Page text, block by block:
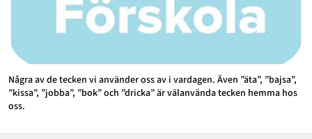
Några av de tecken vi använder oss av i vardagen. Även ”äta”, ”bajsa”,
”kissa”, ”jobba”, ”bok” och ”dricka” är välanvända tecken hemma hos
oss.